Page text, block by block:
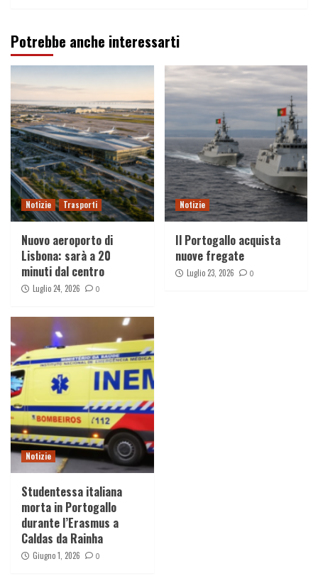
Potrebbe anche interessarti
Notizie Trasporti
Nuovo aeroporto di
Lisbona: sarà a 20
minuti dal centro
Luglio 24, 2026 0
Notizie
Il Portogallo acquista
nuove fregate
Luglio 23, 2026 0
Notizie
Studentessa italiana
morta in Portogallo
durante l’Erasmus a
Caldas da Rainha
Giugno 1, 2026 0